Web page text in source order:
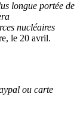
longue portée de
nucléaires
le 20 avril.
ou carte